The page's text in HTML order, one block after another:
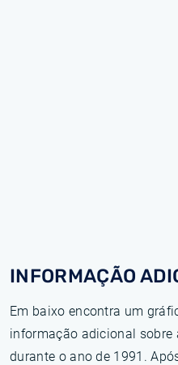
INFORMAÇÃO
Em baixo encontra um
informação adicional sobre
durante o ano de 1991.